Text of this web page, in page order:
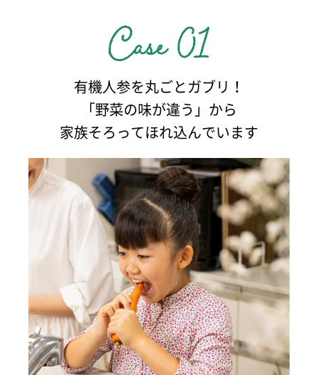
有機人参を丸ごとガブリ！
「野菜の味が違う」から
家族そろってほれ込んでいます